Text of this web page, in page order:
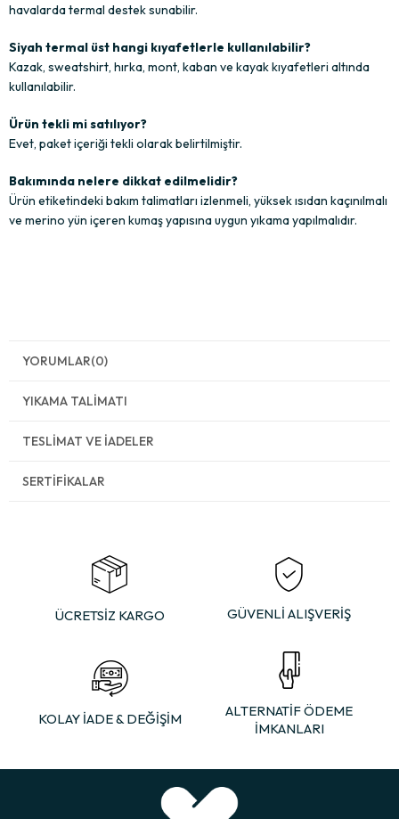
havalarda termal destek sunabilir.
Siyah termal üst hangi kıyafetlerle kullanılabilir?
Kazak, sweatshirt, hırka, mont, kaban ve kayak kıyafetleri altında
kullanılabilir.
Ürün tekli mi satılıyor?
Evet, paket içeriği tekli olarak belirtilmiştir.
Bakımında nelere dikkat edilmelidir?
Ürün etiketindeki bakım talimatları izlenmeli, yüksek ısıdan kaçınılmalı
ve merino yün içeren kumaş yapısına uygun yıkama yapılmalıdır.
YORUMLAR(0)
YIKAMA TALIMATI
TESLIMAT VE İADELER
SERTIFIKALAR
ÜCRETSİZ KARGO GÜVENLİ ALIŞVERİŞ
KOLAY İADE & DEĞİŞİM
ALTERNATİF ÖDEME
İMKANLARI